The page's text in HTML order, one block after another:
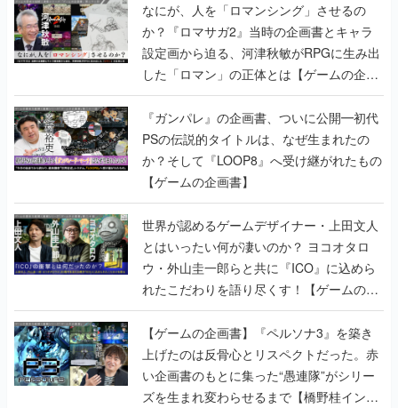
なにが、人を「ロマンシング」させるの
か？『ロマサガ2』当時の企画書とキャラ
設定画から迫る、河津秋敏がRPGに生み出
した「ロマン」の正体とは【ゲームの企画
書】
『ガンパレ』の企画書、ついに公開━初代
PSの伝説的タイトルは、なぜ生まれたの
か？そして『LOOP8』へ受け継がれたもの
【ゲームの企画書】
世界が認めるゲームデザイナー・上田文人
とはいったい何が凄いのか？ ヨコオタロ
ウ・外山圭一郎らと共に『ICO』に込めら
れたこだわりを語り尽くす！【ゲームの企
画書】
【ゲームの企画書】『ペルソナ3』を築き
上げたのは反骨心とリスペクトだった。赤
い企画書のもとに集った“愚連隊”がシリー
ズを生まれ変わらせるまで【橋野桂インタ